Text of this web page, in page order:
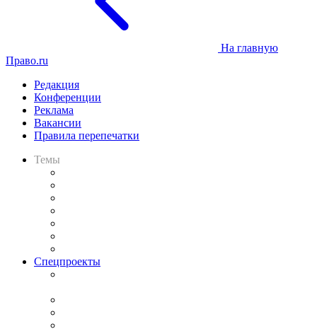
На главную
Право.ru
Редакция
Конференции
Реклама
Вакансии
Правила перепечатки
Темы
Спецпроекты